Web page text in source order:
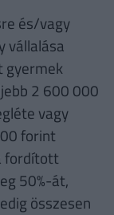
és/vagy
vállalása
gyermek
2 600 000
vagy
forint
fordított
50%-át,
összesen